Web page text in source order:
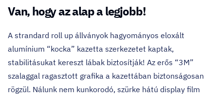
Van, hogy az alap a legjobb!
A strandard roll up állványok hagyományos eloxált
alumínium “kocka” kazetta szerkezetet kaptak,
stabilitásukat kereszt lábak biztosítják! Az erős “3M”
szalaggal ragasztott grafika a kazettában biztonságosan
rögzül. Nálunk nem kunkorodó, szürke hátú display film